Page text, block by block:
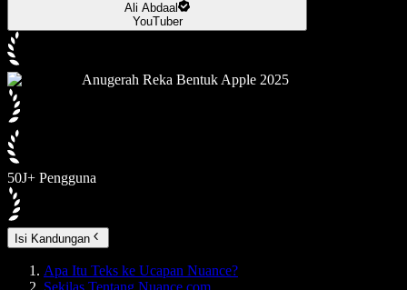
Ali Abdaal
YouTuber
Anugerah Reka Bentuk Apple 2025
50J+ Pengguna
Isi Kandungan
Apa Itu Teks ke Ucapan Nuance?
Sekilas Tentang Nuance.com